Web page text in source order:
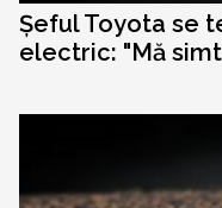
Șeful Toyota se
electric: "Mă